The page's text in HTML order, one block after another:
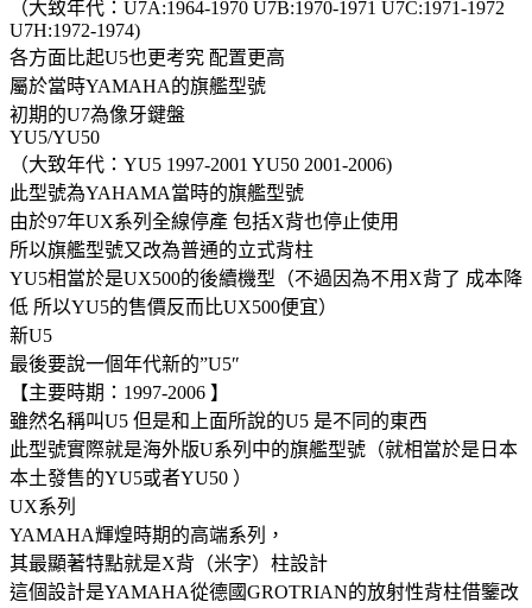
（大致年代：U7A:1964-1970 U7B:1970-1971 U7C:1971-1972
U7H:1972-1974)
各方面比起U5也更考究 配置更高
屬於當時YAMAHA的旗艦型號
初期的U7為像牙鍵盤
YU5/YU50
（大致年代：YU5 1997-2001 YU50 2001-2006)
此型號為YAHAMA當時的旗艦型號
由於97年UX系列全線停產 包括X背也停止使用
所以旗艦型號又改為普通的立式背柱
YU5相當於是UX500的後續機型（不過因為不用X背了 成本降
低 所以YU5的售價反而比UX500便宜）
新U5
最後要說一個年代新的”U5″
【主要時期：1997-2006 】
雖然名稱叫U5 但是和上面所說的U5 是不同的東西
此型號實際就是海外版U系列中的旗艦型號（就相當於是日本
本土發售的YU5或者YU50 ）
UX系列
YAMAHA輝煌時期的高端系列，
其最顯著特點就是X背（米字）柱設計
這個設計是YAMAHA從德國GROTRIAN的放射性背柱借鑒改